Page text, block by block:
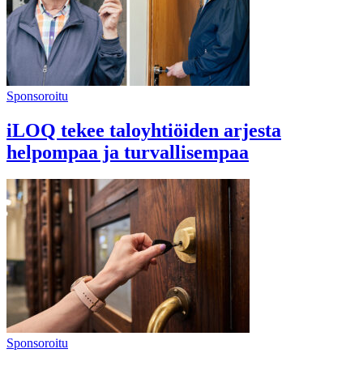
Sponsoroitu
iLOQ tekee taloyhtiöiden arjesta
helpompaa ja turvallisempaa
Sponsoroitu